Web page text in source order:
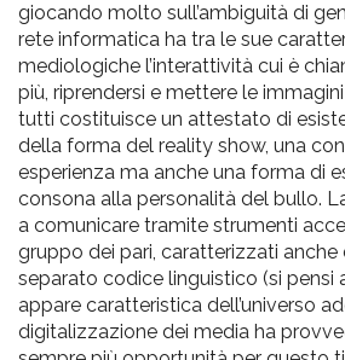
giocando molto sull’ambiguità di
rete informatica ha tra le sue
mediologiche l’interattività cui è
più, riprendersi e mettere le
tutti costituisce un attestato di
della forma del reality show, una
esperienza ma anche una forma di
consona alla personalità del bullo.
a comunicare tramite strumenti
gruppo dei pari, caratterizzati anche
separato codice linguistico (si pensi
appare caratteristica dell’universo
digitalizzazione dei media ha